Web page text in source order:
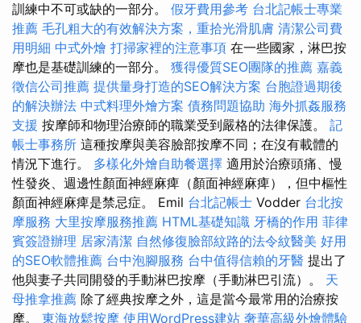
訓練中不可或缺的一部分。 假牙費用參考 台北記帳士專業
推薦 毛孔粗大的有效解決方案，重拾光滑肌膚 清潔公司費
用明細 中式外燴 打掃家裡的注意事項 在一些國家，淋巴按
摩也是基礎訓練的一部分。 獲得優質SEO團隊的推薦 嘉義
徵信公司推薦 提供量身打造的SEO解決方案 台胞證過期後
的解決辦法 中式料理外燴方案 債務問題協助 海外抓姦服務
支援 按摩師和物理治療師的職業受到嚴格的法律保護。 記
帳士事務所 這種按摩與美容臉部按摩不同；在沒有載體的
情況下進行。 多樣化外燴自助餐選擇 適用於治療頭痛、慢
性發炎、週邊性顏面神經麻痺（顏面神經麻痺），但中樞性
顏面神經麻痺是禁忌症。 Emil 台北記帳士 Vodder 台北按
摩服務 大里按摩服務推薦 HTML基礎知識 牙橋的作用 菲律
賓簽證辦理 居家清潔 自然修復臉部紋路的法令紋醫美 好用
的SEO軟體推薦 台中泡腳服務 台中值得信賴的牙醫 提出了
他與妻子共同開發的手動淋巴按摩（手動淋巴引流）。 天
母推拿推薦 除了經典按摩之外，這是當今最常用的治療按
摩。 東海放鬆按摩 使用WordPress建站 奢華高級外燴體驗